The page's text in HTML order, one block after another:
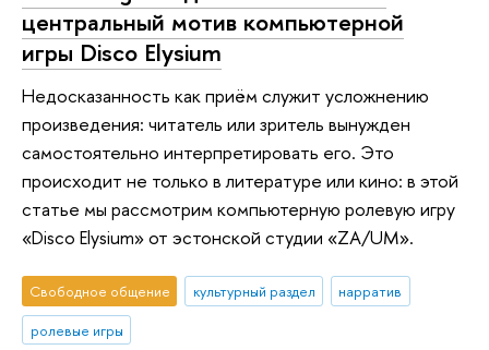
центральный мотив компьютерной
игры Disco Elysium
Недосказанность как приём служит усложнению
произведения: читатель или зритель вынужден
самостоятельно интерпретировать его. Это
происходит не только в литературе или кино: в этой
статье мы рассмотрим компьютерную ролевую игру
«Disco Elysium» от эстонской студии «ZA/UM».
Свободное общение культурный раздел
нарратив
ролевые игры